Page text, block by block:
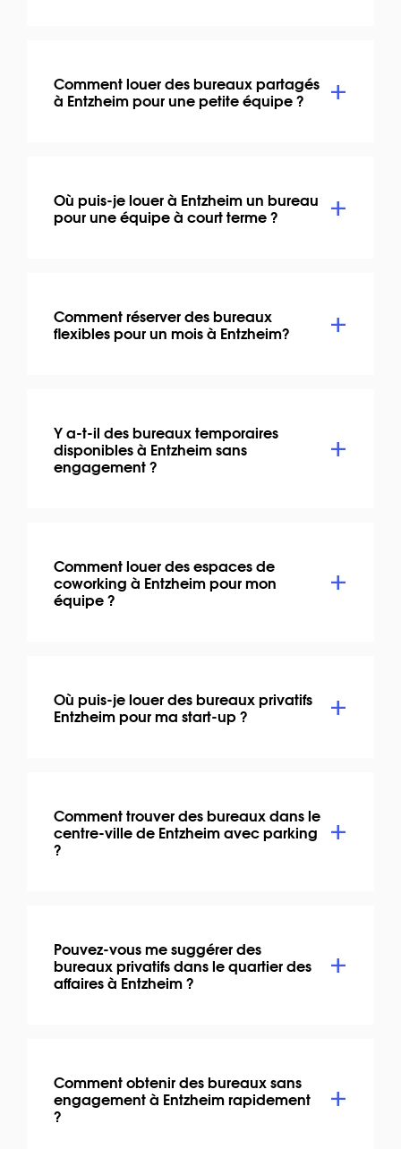
Comment louer des bureaux partagés
à Entzheim pour une petite équipe ?
Où puis-je louer à Entzheim un bureau
pour une équipe à court terme ?
Comment réserver des bureaux
flexibles pour un mois à Entzheim?
Y a-t-il des bureaux temporaires
disponibles à Entzheim sans
engagement ?
Comment louer des espaces de
coworking à Entzheim pour mon
équipe ?
Où puis-je louer des bureaux privatifs
Entzheim pour ma start-up ?
Comment trouver des bureaux dans le
centre-ville de Entzheim avec parking
?
Pouvez-vous me suggérer des
bureaux privatifs dans le quartier des
affaires à Entzheim ?
Comment obtenir des bureaux sans
engagement à Entzheim rapidement
?